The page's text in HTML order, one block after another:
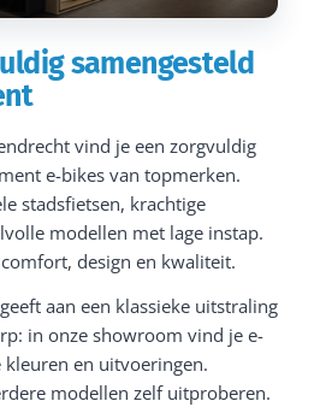
samengesteld
vind je een zorgvuldig
e-bikes van topmerken.
stadsfietsen, krachtige
modellen met lage instap.
design en kwaliteit.
aan een klassieke uitstraling
in onze showroom vind je e-
en uitvoeringen.
modellen zelf uitproberen.